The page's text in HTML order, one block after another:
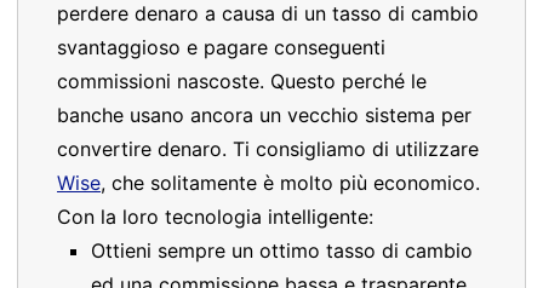
perdere denaro a causa di un tasso di cambio
svantaggioso e pagare conseguenti
commissioni nascoste. Questo perché le
banche usano ancora un vecchio sistema per
convertire denaro. Ti consigliamo di utilizzare
Wise, che solitamente è molto più economico.
Con la loro tecnologia intelligente:
Ottieni sempre un ottimo tasso di cambio